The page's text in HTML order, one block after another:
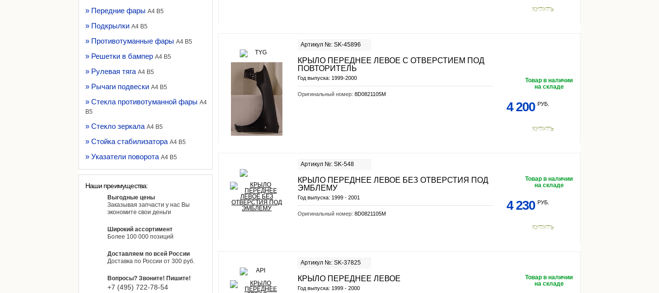
КУПИТЬ
Артикул №: SK-45896
КРЫЛО ПЕРЕДНЕЕ ЛЕВОЕ С ОТВЕРСТИЕМ ПОД
ПОВТОРИТЕЛЬ
Год выпуска: 1999-2000
Оригинальный номер: 8D0821105M
Товар в наличии
на складе
4 200 РУБ.
КУПИТЬ
Артикул №: SK-548
КРЫЛО ПЕРЕДНЕЕ ЛЕВОЕ БЕЗ ОТВЕРСТИЯ ПОД
ЭМБЛЕМУ
Год выпуска: 1999 - 2001
Оригинальный номер: 8D0821105M
Товар в наличии
на складе
4 230 РУБ.
КУПИТЬ
Артикул №: SK-37825
КРЫЛО ПЕРЕДНЕЕ ЛЕВОЕ
Год выпуска: 1999 - 2000
Товар в наличии
на складе
» Передние фары A4 B5
» Подкрылки A4 B5
» Противотуманные фары A4 B5
» Решетки в бампер A4 B5
» Рулевая тяга A4 B5
» Рычаги подвески A4 B5
» Стекла противотуманной фары A4
B5
» Стекло зеркала A4 B5
» Стойка стабилизатора A4 B5
» Указатели поворота A4 B5
Наши преимущества:
Выгодные цены
Заказывая запчасти у нас Вы
экономите свои деньги
Широкий ассортимент
Более 100 000 позиций
Доставляем по всей России
Доставка по России от 300 руб.
Вопросы? Звоните! Пишите!
+7 (495) 722-78-54